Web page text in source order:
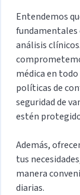
Entendemos
fundamentales
análisis
médica en
políticas de
seguridad de
estén
Además,
tus
manera
diarias.